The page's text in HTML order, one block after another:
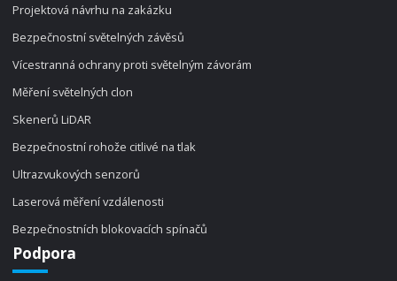
Projektová návrhu na zakázku
Bezpečnostní světelných závěsů
Vícestranná ochrany proti světelným závorám
Měření světelných clon
Skenerů LiDAR
Bezpečnostní rohože citlivé na tlak
Ultrazvukových senzorů
Laserová měření vzdálenosti
Bezpečnostních blokovacích spínačů
Podpora